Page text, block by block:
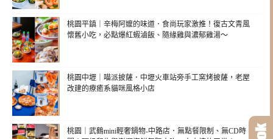
桃園平鎮｜辛梅阿嬤的味道．食尚玩家激推！復古文青風
懷舊小吃，必點爆紅蝦滷飯、隨緣雞與濃郁雞湯～
桃園中壢｜喵派披薩．中壢火車站旁手工窯烤披薩，老屋
改建的療癒系貓咪風格小店
桃園｜武鶴mini輕奢鍋物-中路店．無點餐限制、無CD時